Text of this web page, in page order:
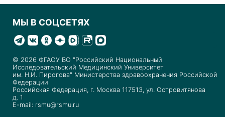
МЫ В СОЦСЕТЯХ
© 2026 ФГАОУ ВО "Российский Национальный
Исследовательский Медицинский Университет
им. Н.И. Пирогова" Министерства здравоохранения Российской
Федерации
Российская Федерация, г. Москва 117513, ул. Островитянова
д. 1
E-mail: rsmu@rsmu.ru